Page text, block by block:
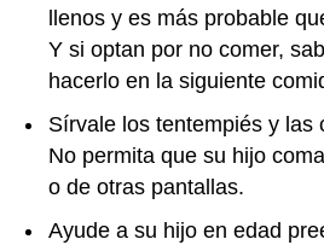
llenos y es más probable
Y si optan por no comer,
hacerlo en la siguiente
Sírvale los tentempiés y las
No permita que su hijo
o de otras pantallas.
Ayude a su hijo en edad